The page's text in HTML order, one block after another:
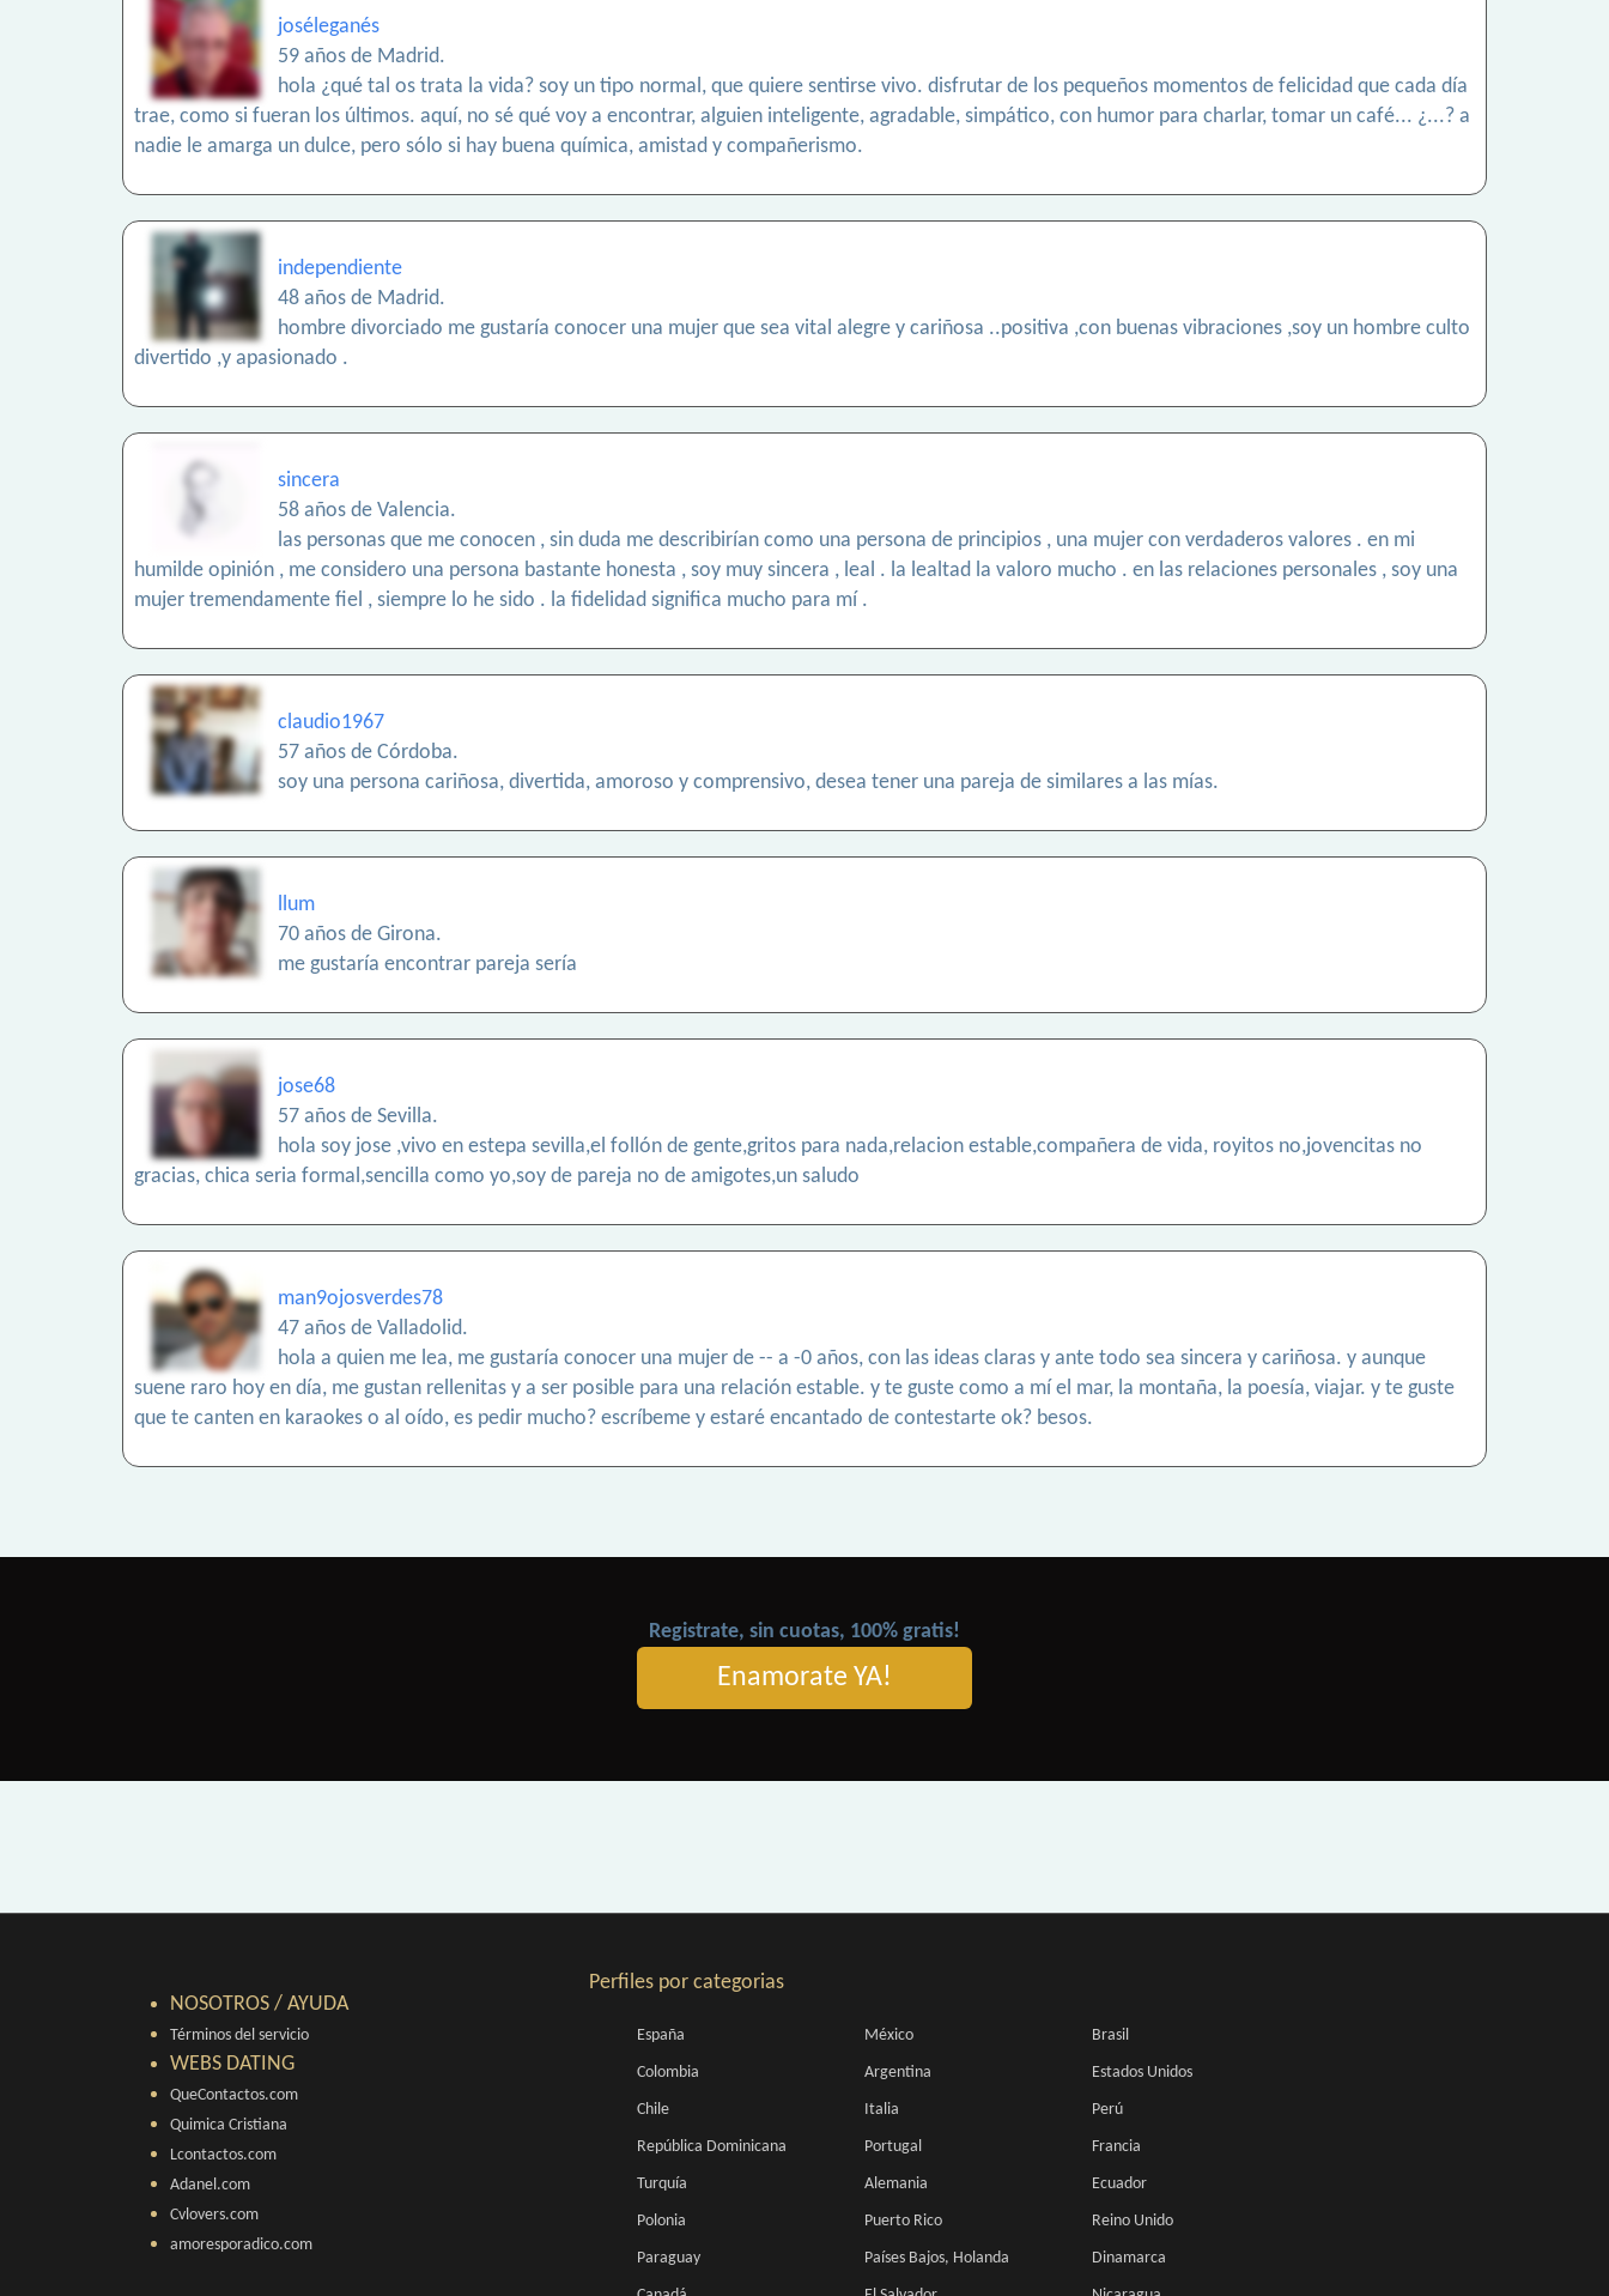
joséleganés
59 años de Madrid.
hola ¿qué tal os trata la vida? soy un tipo normal, que quiere sentirse vivo. disfrutar de los pequeños momentos de felicidad que cada día
trae, como si fueran los últimos. aquí, no sé qué voy a encontrar, alguien inteligente, agradable, simpático, con humor para charlar, tomar un café... ¿...? a
nadie le amarga un dulce, pero sólo si hay buena química, amistad y compañerismo.
independiente
48 años de Madrid.
hombre divorciado me gustaría conocer una mujer que sea vital alegre y cariñosa ..positiva ,con buenas vibraciones ,soy un hombre culto
divertido ,y apasionado .
sincera
58 años de Valencia.
las personas que me conocen , sin duda me describirían como una persona de principios , una mujer con verdaderos valores . en mi
humilde opinión , me considero una persona bastante honesta , soy muy sincera , leal . la lealtad la valoro mucho . en las relaciones personales , soy una
mujer tremendamente fiel , siempre lo he sido . la fidelidad significa mucho para mí .
claudio1967
57 años de Córdoba.
soy una persona cariñosa, divertida, amoroso y comprensivo, desea tener una pareja de similares a las mías.
llum
70 años de Girona.
me gustaría encontrar pareja sería
jose68
57 años de Sevilla.
hola soy jose ,vivo en estepa sevilla,el follón de gente,gritos para nada,relacion estable,compañera de vida, royitos no,jovencitas no
gracias, chica seria formal,sencilla como yo,soy de pareja no de amigotes,un saludo
man9ojosverdes78
47 años de Valladolid.
hola a quien me lea, me gustaría conocer una mujer de -- a -0 años, con las ideas claras y ante todo sea sincera y cariñosa. y aunque
suene raro hoy en día, me gustan rellenitas y a ser posible para una relación estable. y te guste como a mí el mar, la montaña, la poesía, viajar. y te guste
que te canten en karaokes o al oído, es pedir mucho? escríbeme y estaré encantado de contestarte ok? besos.
Registrate, sin cuotas, 100% gratis!
Enamorate YA!
NOSOTROS / AYUDA
Términos del servicio
WEBS DATING
QueContactos.com
Quimica Cristiana
Lcontactos.com
Adanel.com
Cvlovers.com
amoresporadico.com
Perfiles por categorias
España México Brasil
Colombia Argentina Estados Unidos
Chile Italia Perú
República Dominicana Portugal Francia
Turquía Alemania Ecuador
Polonia Puerto Rico Reino Unido
Paraguay Países Bajos, Holanda Dinamarca